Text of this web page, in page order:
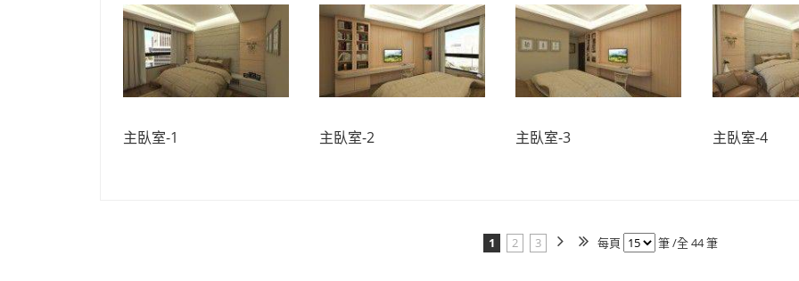
主臥室-1 主臥室-2 主臥室-3 主臥室-4
1 2 3 每頁 筆 /全 44 筆